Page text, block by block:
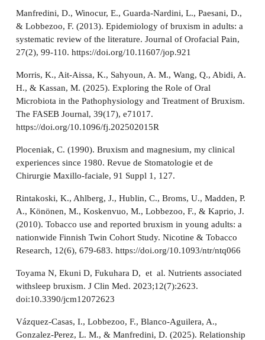
Manfredini, D., Winocur, E., Guarda-Nardini, L., Paesani, D.,
& Lobbezoo, F. (2013). Epidemiology of bruxism in adults: a
systematic review of the literature. Journal of Orofacial Pain,
27(2), 99-110. https://doi.org/10.11607/jop.921
Morris, K., Ait-Aissa, K., Sahyoun, A. M., Wang, Q., Abidi, A.
H., & Kassan, M. (2025). Exploring the Role of Oral
Microbiota in the Pathophysiology and Treatment of Bruxism.
The FASEB Journal, 39(17), e71017.
https://doi.org/10.1096/fj.202502015R
Ploceniak, C. (1990). Bruxism and magnesium, my clinical
experiences since 1980. Revue de Stomatologie et de
Chirurgie Maxillo-faciale, 91 Suppl 1, 127.
Rintakoski, K., Ahlberg, J., Hublin, C., Broms, U., Madden, P.
A., Könönen, M., Koskenvuo, M., Lobbezoo, F., & Kaprio, J.
(2010). Tobacco use and reported bruxism in young adults: a
nationwide Finnish Twin Cohort Study. Nicotine & Tobacco
Research, 12(6), 679-683. https://doi.org/10.1093/ntr/ntq066
Toyama N, Ekuni D, Fukuhara D, et al. Nutrients associated
withsleep bruxism. J Clin Med. 2023;12(7):2623.
doi:10.3390/jcm12072623
Vázquez-Casas, I., Lobbezoo, F., Blanco-Aguilera, A.,
Gonzalez-Perez, L. M., & Manfredini, D. (2025). Relationship